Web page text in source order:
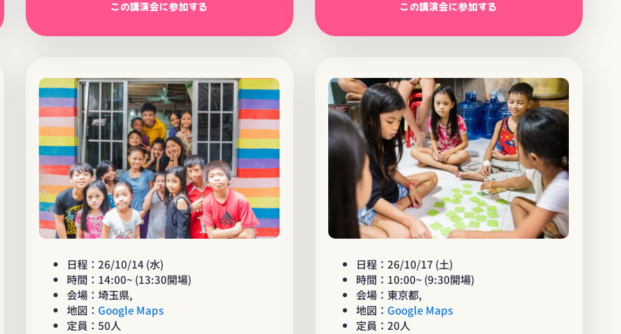
この講演会に参加する この講演会に参加する
日程：26/10/14 (水)
時間：14:00~ (13:30開場)
会場：埼玉県,
地図：Google Maps
定員：50人
日程：26/10/17 (土)
時間：10:00~ (9:30開場)
会場：東京都,
地図：Google Maps
定員：20人